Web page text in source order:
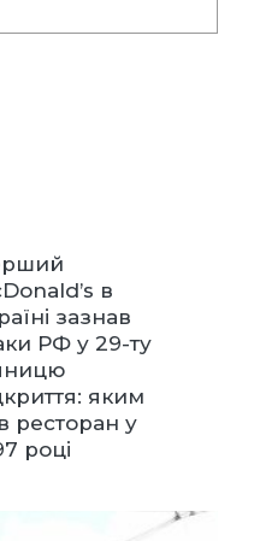
в
зазнав
РФ у 29-ту
яким
ресторан у
році